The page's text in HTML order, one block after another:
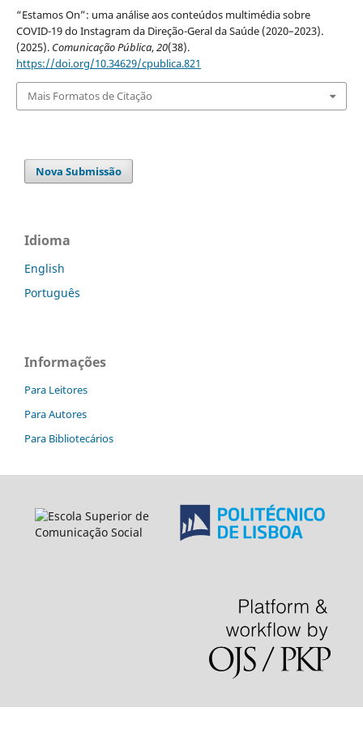
“Estamos On”: uma análise aos conteúdos multimédia sobre
COVID-19 do Instagram da Direção-Geral da Saúde (2020–2023).
(2025). Comunicação Pública,20(38).
https://doi.org/10.34629/cpublica.821
Mais Formatos de Citação
Nova Submissão
Idioma
English
Português
Informações
Para Leitores
Para Autores
Para Bibliotecários